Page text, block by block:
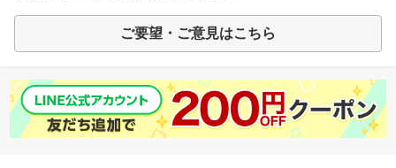
ご要望・ご意見はこちら